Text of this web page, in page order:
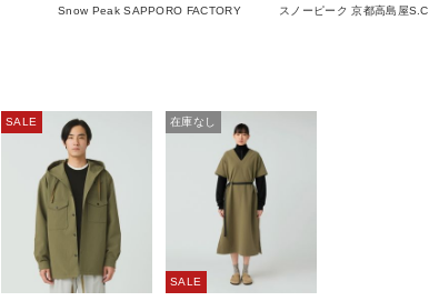
Snow Peak SAPPORO FACTORY
スノーピーク 京都高島屋S.C.
SALE 在庫なし
SALE